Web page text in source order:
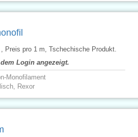
Preis pro 1 m, Tschechische Produkt.
Login angezeigt.
Monofilament
Rexor